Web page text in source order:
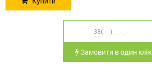
Замовити в один клік